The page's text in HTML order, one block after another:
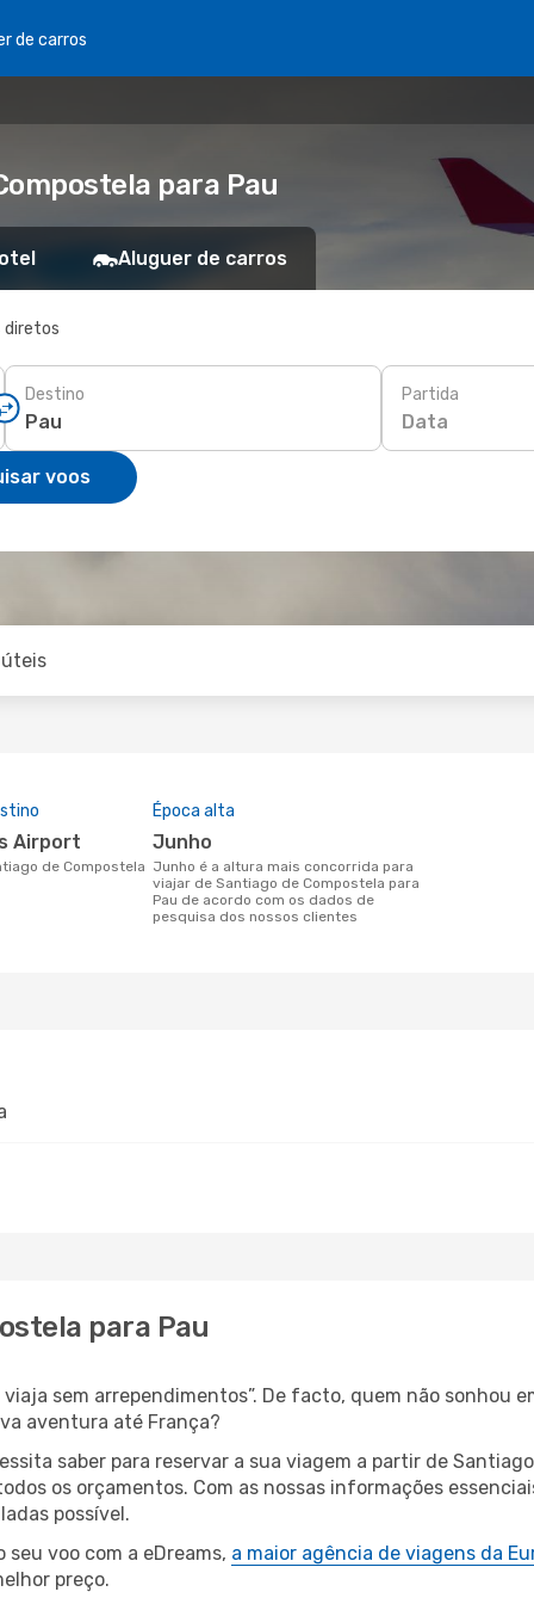
de carros
para Pau
Aluguer de carros
diretos
Destino Partida
Data
voos
Airport
Época alta
junho
junho é a altura mais concorrida para
viajar de Santiago de Compostela para
Pau de acordo com os dados de
pesquisa dos nossos clientes
para Pau
sem arrependimentos”. De facto, quem não sonhou
aventura até França?
saber para reservar a sua viagem a partir de
os orçamentos. Com as nossas informações
possível.
voo com a eDreams, a maior agência de viagens da
preço.